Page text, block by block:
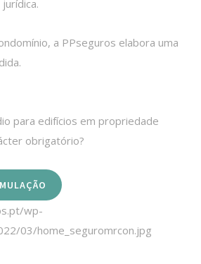
a PPseguros elabora uma
para edifícios em propriedade
obrigatório?